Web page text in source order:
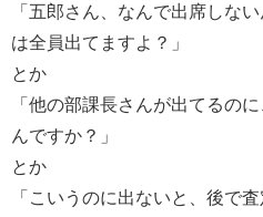
「五郎さん、なんで出席しな
は全員出てますよ？」
とか
「他の部課長さんが出てるの
んですか？」
とか
「こいうのに出ないと、後で